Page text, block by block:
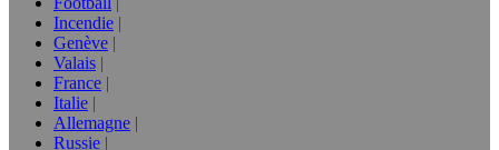
Incendie
Genève
Valais
France
Italie
Allemagne
Russie